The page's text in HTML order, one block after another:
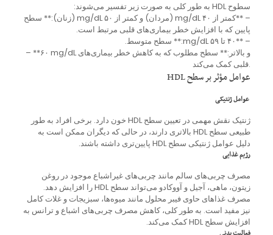
سطوح HDL به طور کلی به صورت زیر تفسیر می‌شوند:
– **کمتر از ۴۰ mg/dL (مردان) و کمتر از ۵۰ mg/dL (زنان):** سطح
پایین که با افزایش خطر بیماری‌های قلبی مرتبط است.
– **۴۰ تا ۵۹ mg/dL:** سطح متوسط.
– **۶۰ mg/dL و بالاتر:** سطح مطلوب که به کاهش خطر بیماری‌های
قلبی کمک می‌کند.
عوامل مؤثر بر سطح HDL
عوامل ژنتیکی
ژنتیک نقش مهمی در تعیین سطح HDL خون دارد. برخی افراد به طور
طبیعی سطح HDL بالاتری دارند، در حالی که دیگران ممکن است به
دلیل عوامل ژنتیکی سطح HDL پایین‌تری داشته باشند.
رژیم غذایی
مصرف چربی‌های سالم مانند چربی‌های غیراشباع موجود در روغن
زیتون، ماهی، آجیل و آووکادو می‌تواند سطح HDL را افزایش دهد.
مصرف غذاهای حاوی فیبر محلول مانند میوه‌ها، سبزیجات و غلات کامل
نیز مفید است. به طور کلی، کاهش مصرف چربی‌های اشباع و ترانس به
افزایش سطح HDL کمک می‌کند.